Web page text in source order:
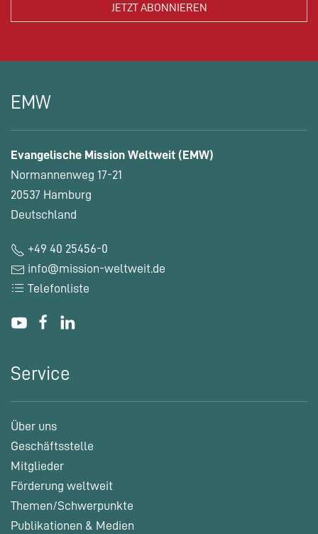
EMW
Evangelische Mission Weltweit (EMW)
Normannenweg 17-21
20537 Hamburg
Deutschland
+49 40 25456-0
info@mission-weltweit.de
Telefonliste
Service
Über uns
Geschäftsstelle
Mitglieder
Förderung weltweit
Themen/Schwerpunkte
Publikationen & Medien